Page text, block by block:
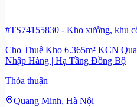
#TS74155830 - Kho xưởng, khu
Cho Thuê Kho 6.365m² KCN
Nhập Hàng | Hạ Tầng Đồng Bộ
Thỏa thuận
Quang Minh, Hà Nội